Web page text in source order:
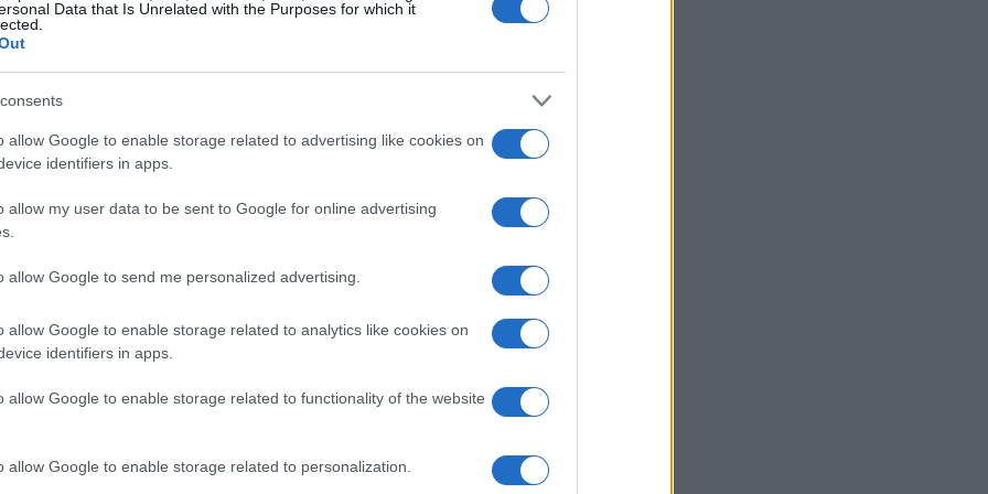
Data that Is Unrelated with the Purposes for which it
allow Google to enable storage related to advertising like cookies on
identifiers in apps.
allow my user data to be sent to Google for online advertising
allow Google to send me personalized advertising.
allow Google to enable storage related to analytics like cookies on
identifiers in apps.
allow Google to enable storage related to functionality of the website
allow Google to enable storage related to personalization.
decisión del Banco de
como un factor clave que
en las semanas venideras.
y los indicadores
a comprender
el tipo de cambio y la
monetarias, son
un panorama más claro
cosas.<\/p>